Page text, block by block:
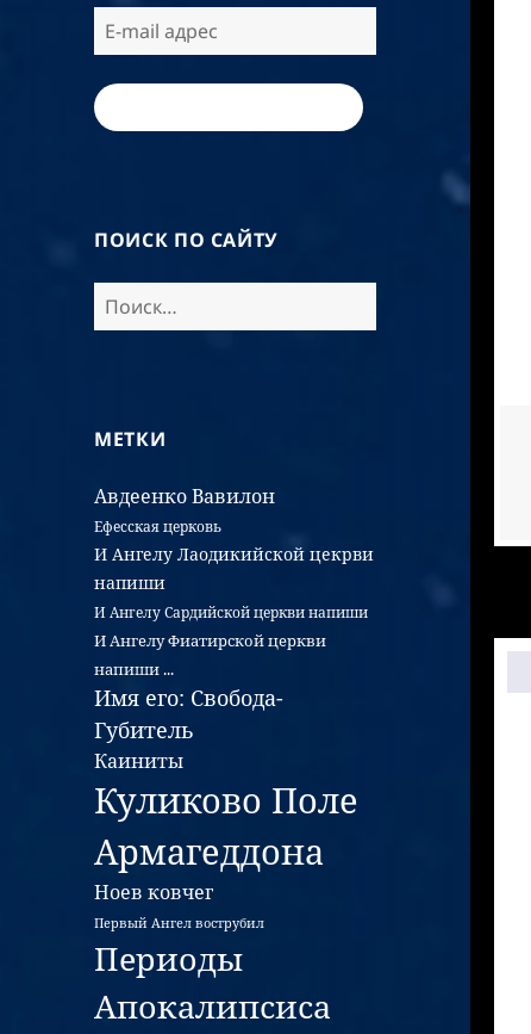
ПОИСК ПО САЙТУ
МЕТКИ
АвдеенкоВавилон
Ефесская церковь
И Ангелу Лаодикийской цекрви
напиши
И Ангелу Сардийской церкви напиши
И Ангелу Фиатирской церкви
напиши ...
Имя его: Свобода-
Губитель
Каиниты
Куликово Поле
Армагеддона
Ноев ковчег
Первый Ангел вострубил
Периоды
Апокалипсиса